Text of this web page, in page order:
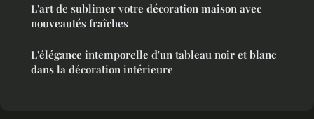
L'art de sublimer votre décoration maison avec
nouveautés fraîches
L'élégance intemporelle d'un tableau noir et blanc
dans la décoration intérieure